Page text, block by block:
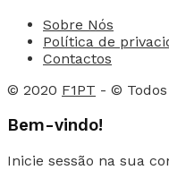
Sobre Nós
Política de
Contactos
© 2020 F1PT - ©
Bem-vindo!
Inicie sessão na sua